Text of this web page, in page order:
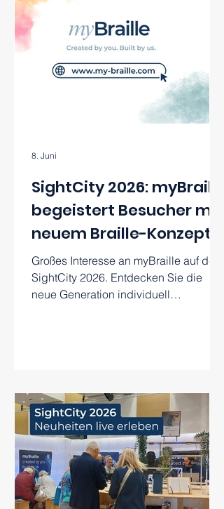
SightCity 2026: myBraille
begeistert Besucher mit
neuem Braille-Konzept
Großes Interesse an myBraille auf der
SightCity 2026. Entdecken Sie die
neue Generation individuell
8. Juni